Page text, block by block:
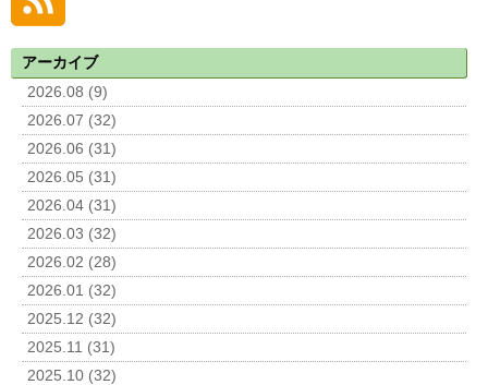
アーカイブ
2026.08 (9)
2026.07 (32)
2026.06 (31)
2026.05 (31)
2026.04 (31)
2026.03 (32)
2026.02 (28)
2026.01 (32)
2025.12 (32)
2025.11 (31)
2025.10 (32)